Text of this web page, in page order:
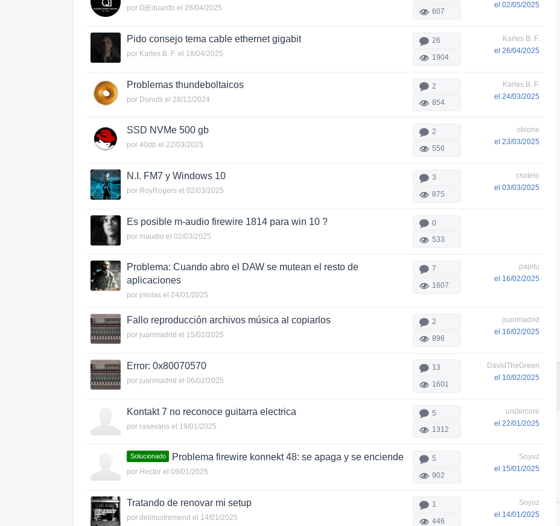
por DjEduardo el 28/04/2025
607
el 02/05/2025
Pido consejo tema cable ethernet gigabit
por Karles B. F. el 18/04/2025
26
1904
Karles B. F.
el 26/04/2025
Problemas thundeboltaicos
por Donuts el 28/12/2024
2
854
Karles B. F.
el 24/03/2025
SSD NVMe 500 gb
por 40db el 22/03/2025
2
556
obione
el 23/03/2025
N.I. FM7 y Windows 10
por RoyRogers el 02/03/2025
3
875
csotelo
el 03/03/2025
Es posible m-audio firewire 1814 para win 10 ?
por maudio el 02/03/2025
0
533
Problema: Cuando abro el DAW se mutean el resto de
aplicaciones
por jmolas el 24/01/2025
7
1607
papitu
el 16/02/2025
Fallo reproducción archivos música al copiarlos
por juanmadrid el 15/02/2025
2
896
juanmadrid
el 16/02/2025
Error: 0x80070570
por juanmadrid el 06/02/2025
13
1601
DavidTheGreen
el 10/02/2025
Kontakt 7 no reconoce guitarra electrica
por rasevans el 19/01/2025
5
1312
undercore
el 22/01/2025
Solucionado Problema firewire konnekt 48: se apaga y se enciende
por Hector el 09/01/2025
5
902
Soyuz
el 15/01/2025
Tratando de renovar mi setup
por deliriustremend el 14/01/2025
1
446
Soyuz
el 14/01/2025